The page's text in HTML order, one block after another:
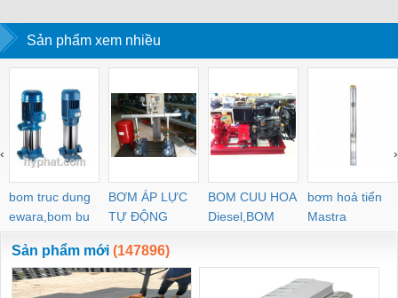
TẠI TP HỒ CHÍ MINH
CHÍ MINH
NHẤT TẠI
Sản phẩm xem nhiều
bom truc dung
ewara,bom bu
ewara
BƠM ÁP LỰC
TỰ ĐỘNG
BOM CUU HOA
Diesel,BOM
CHUA CHAY
bơm hoả tiển
Mastra
‹ ›
Sản phẩm mới (147896)